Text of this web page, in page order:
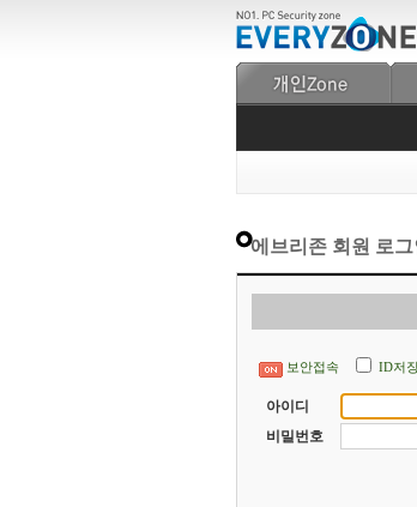
에브리존 회원 로그
보안접속 ID저
아이디
비밀번호